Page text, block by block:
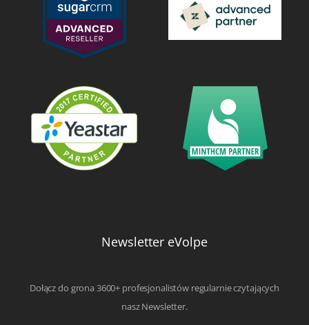
Newsletter eVolpe
Dołącz do grona 3600+ profesjonalistów regularnie czytających
nasz Newsletter.